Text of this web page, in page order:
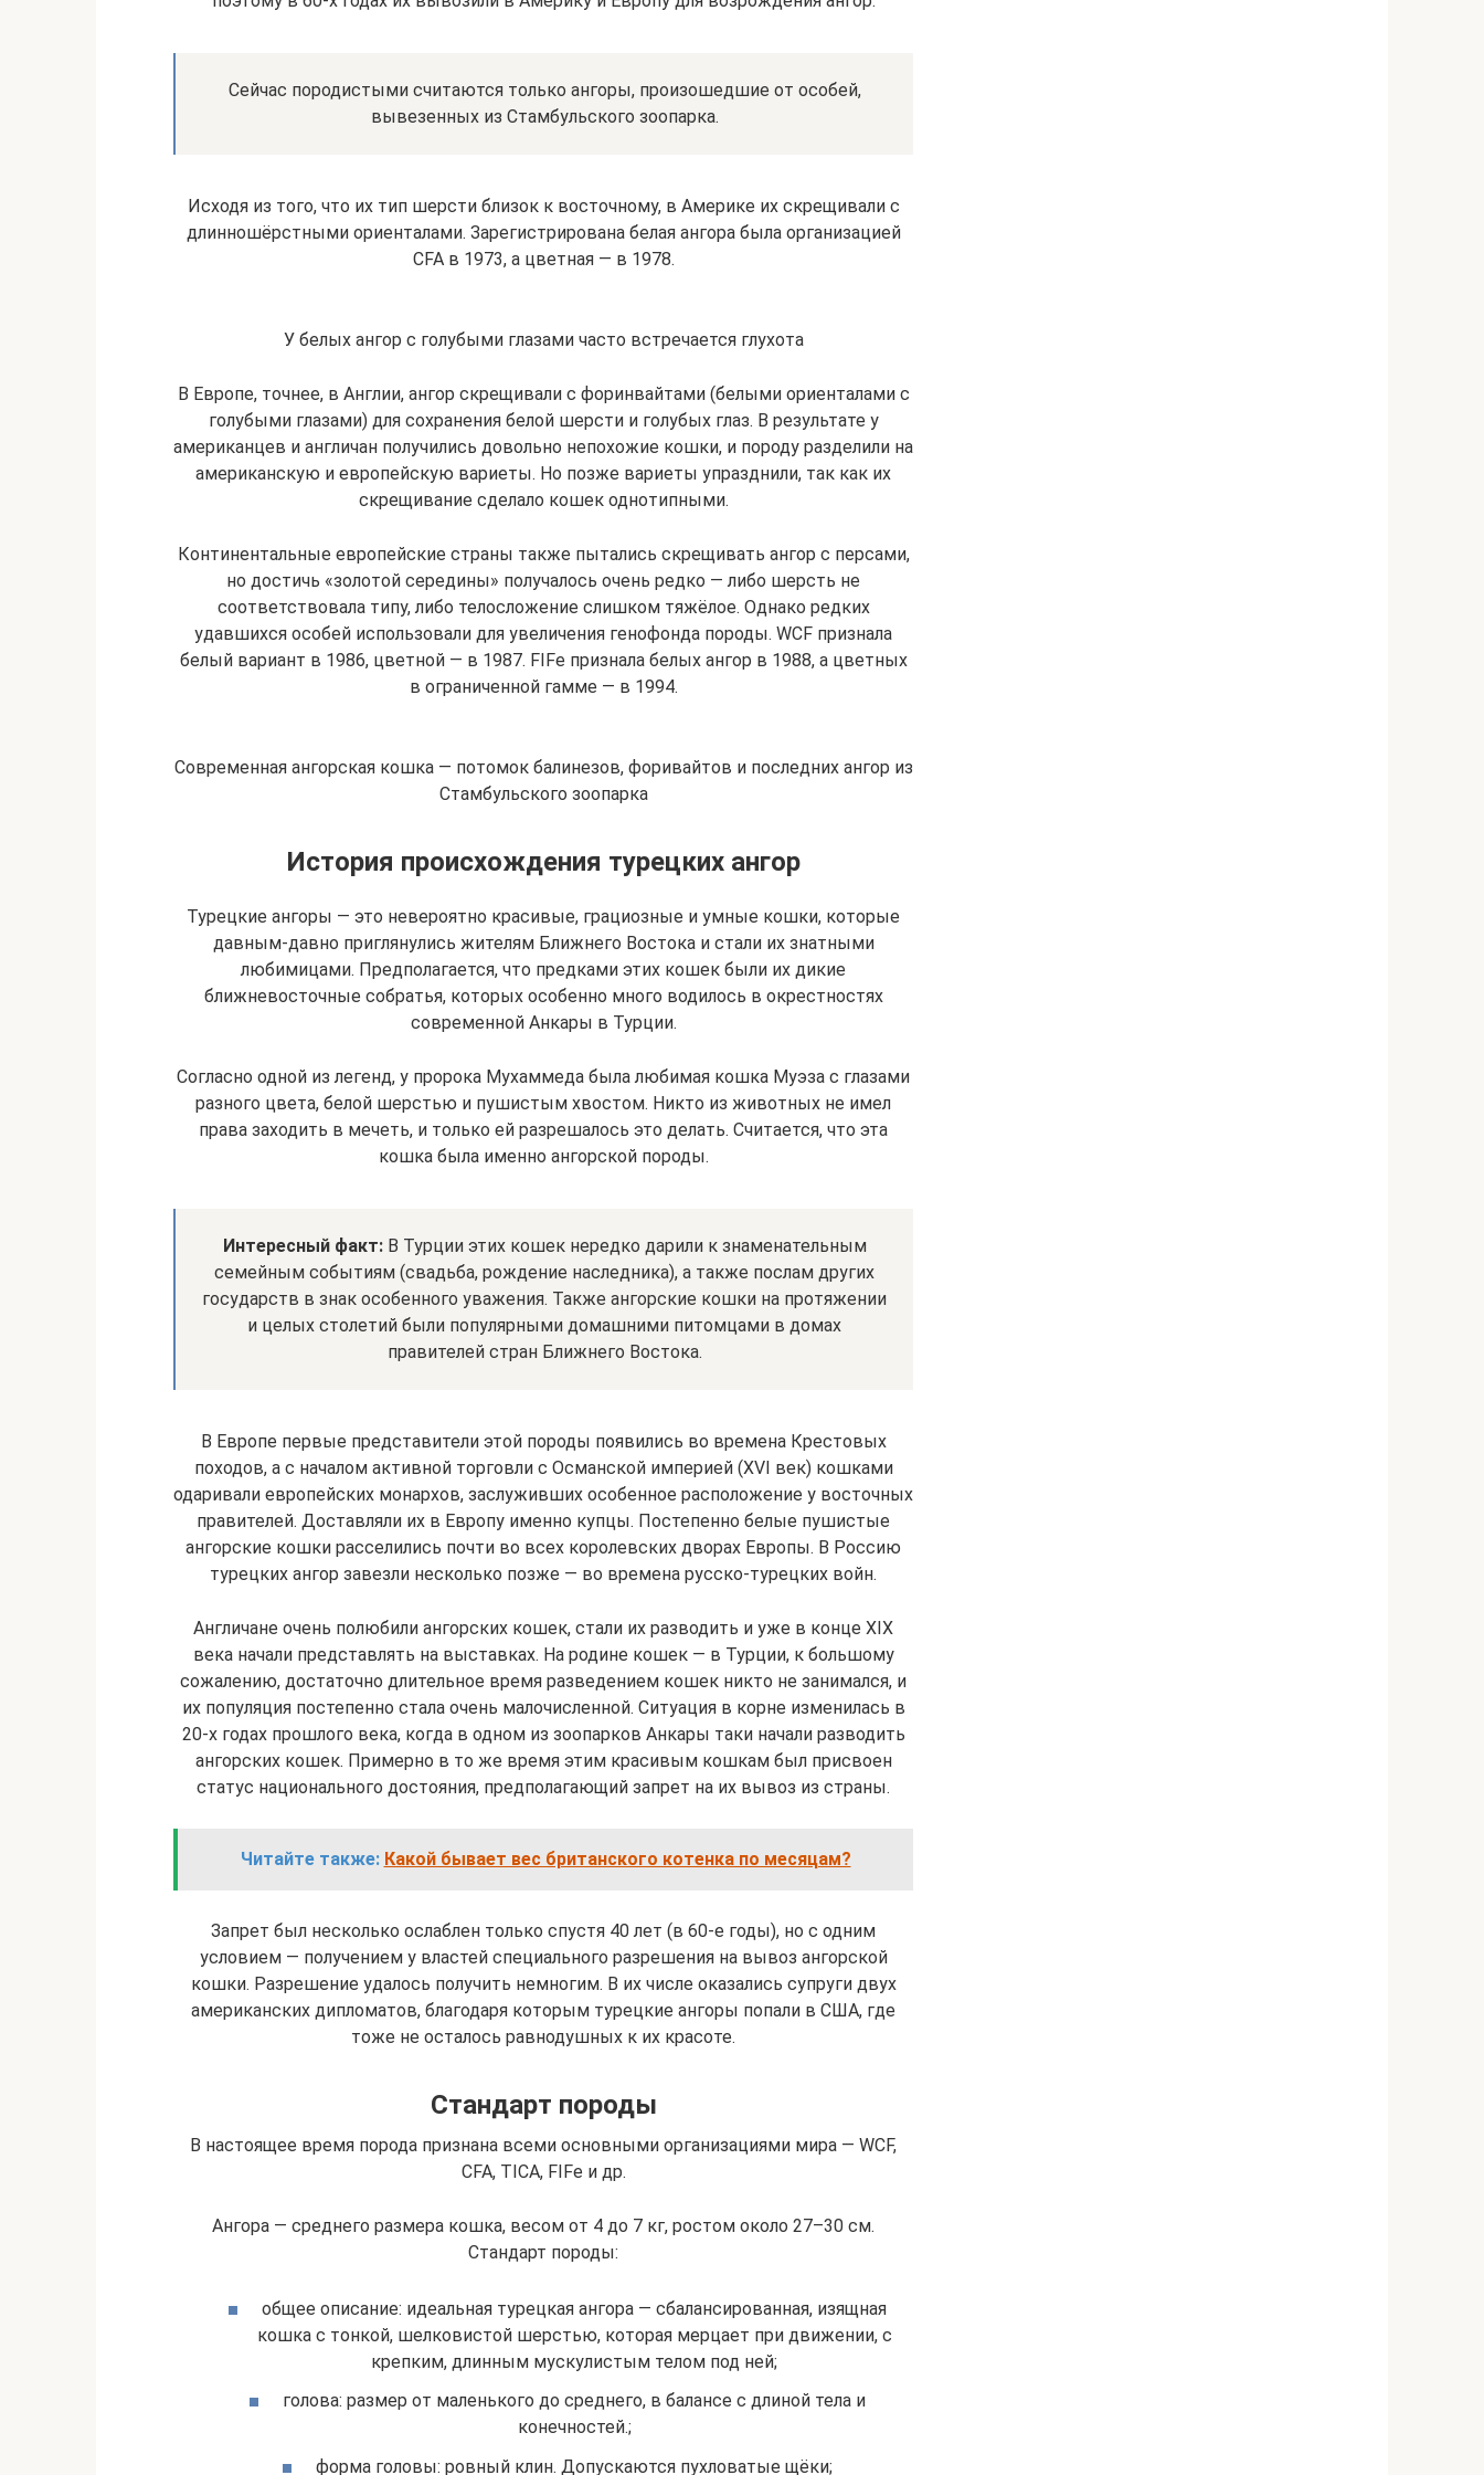
Сейчас породистыми считаются только ангоры, произошедшие от особей,
вывезенных из Стамбульского зоопарка.
Исходя из того, что их тип шерсти близок к восточному, в Америке их скрещивали с
длинношёрстными ориенталами. Зарегистрирована белая ангора была организацией
CFA в 1973, а цветная — в 1978.
У белых ангор с голубыми глазами часто встречается глухота
В Европе, точнее, в Англии, ангор скрещивали с форинвайтами (белыми ориенталами с
голубыми глазами) для сохранения белой шерсти и голубых глаз. В результате у
американцев и англичан получились довольно непохожие кошки, и породу разделили на
американскую и европейскую вариеты. Но позже вариеты упразднили, так как их
скрещивание сделало кошек однотипными.
Континентальные европейские страны также пытались скрещивать ангор с персами,
но достичь «золотой середины» получалось очень редко — либо шерсть не
соответствовала типу, либо телосложение слишком тяжёлое. Однако редких
удавшихся особей использовали для увеличения генофонда породы. WCF признала
белый вариант в 1986, цветной — в 1987. FIFe признала белых ангор в 1988, а цветных
в ограниченной гамме — в 1994.
Современная ангорская кошка — потомок балинезов, форивайтов и последних ангор из
Стамбульского зоопарка
История происхождения турецких ангор
Турецкие ангоры — это невероятно красивые, грациозные и умные кошки, которые
давным-давно приглянулись жителям Ближнего Востока и стали их знатными
любимицами. Предполагается, что предками этих кошек были их дикие
ближневосточные собратья, которых особенно много водилось в окрестностях
современной Анкары в Турции.
Согласно одной из легенд, у пророка Мухаммеда была любимая кошка Муэза с глазами
разного цвета, белой шерстью и пушистым хвостом. Никто из животных не имел
права заходить в мечеть, и только ей разрешалось это делать. Считается, что эта
кошка была именно ангорской породы.
Интересный факт:В Турции этих кошек нередко дарили к знаменательным
семейным событиям (свадьба, рождение наследника), а также послам других
государств в знак особенного уважения. Также ангорские кошки на протяжении
и целых столетий были популярными домашними питомцами в домах
правителей стран Ближнего Востока.
В Европе первые представители этой породы появились во времена Крестовых
походов, а с началом активной торговли с Османской империей (XVI век) кошками
одаривали европейских монархов, заслуживших особенное расположение у восточных
правителей. Доставляли их в Европу именно купцы. Постепенно белые пушистые
ангорские кошки расселились почти во всех королевских дворах Европы. В Россию
турецких ангор завезли несколько позже — во времена русско-турецких войн.
Англичане очень полюбили ангорских кошек, стали их разводить и уже в конце XIX
века начали представлять на выставках. На родине кошек — в Турции, к большому
сожалению, достаточно длительное время разведением кошек никто не занимался, и
их популяция постепенно стала очень малочисленной. Ситуация в корне изменилась в
20-х годах прошлого века, когда в одном из зоопарков Анкары таки начали разводить
ангорских кошек. Примерно в то же время этим красивым кошкам был присвоен
статус национального достояния, предполагающий запрет на их вывоз из страны.
Читайте также: Какой бывает вес британского котенка по месяцам?
Запрет был несколько ослаблен только спустя 40 лет (в 60-е годы), но с одним
условием — получением у властей специального разрешения на вывоз ангорской
кошки. Разрешение удалось получить немногим. В их числе оказались супруги двух
американских дипломатов, благодаря которым турецкие ангоры попали в США, где
тоже не осталось равнодушных к их красоте.
Стандарт породы
В настоящее время порода признана всеми основными организациями мира — WCF,
CFA, TICA, FIFe и др.
Ангора — среднего размера кошка, весом от 4 до 7 кг, ростом около 27–30 см.
Стандарт породы:
общее описание: идеальная турецкая ангора — сбалансированная, изящная
кошка с тонкой, шелковистой шерстью, которая мерцает при движении, с
крепким, длинным мускулистым телом под ней;
голова: размер от маленького до среднего, в балансе с длиной тела и
конечностей.;
форма головы: ровный клин. Допускаются пухловатые щёки;